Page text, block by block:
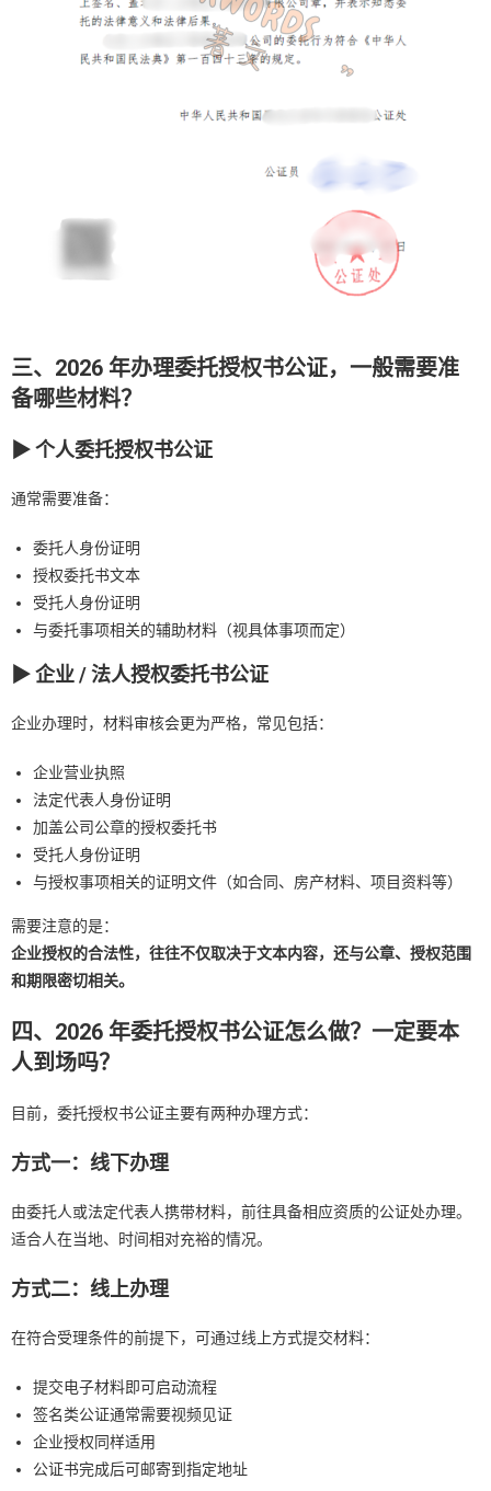
三、2026 年办理委托授权书公证，一般需要准
备哪些材料？
▶ 个人委托授权书公证
通常需要准备：
委托人身份证明
授权委托书文本
受托人身份证明
与委托事项相关的辅助材料（视具体事项而定）
▶ 企业 / 法人授权委托书公证
企业办理时，材料审核会更为严格，常见包括：
企业营业执照
法定代表人身份证明
加盖公司公章的授权委托书
受托人身份证明
与授权事项相关的证明文件（如合同、房产材料、项目资料等）
需要注意的是：
企业授权的合法性，往往不仅取决于文本内容，还与公章、授权范围
和期限密切相关。
四、2026 年委托授权书公证怎么做？一定要本
人到场吗？
目前，委托授权书公证主要有两种办理方式：
方式一：线下办理
由委托人或法定代表人携带材料，前往具备相应资质的公证处办理。
适合人在当地、时间相对充裕的情况。
方式二：线上办理
在符合受理条件的前提下，可通过线上方式提交材料：
提交电子材料即可启动流程
签名类公证通常需要视频见证
企业授权同样适用
公证书完成后可邮寄到指定地址